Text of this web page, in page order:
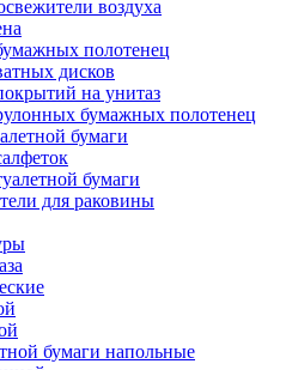
воздуха
полотенец
дисков
на унитаз
бумажных полотенец
бумаги
бумаги
для раковины
бумаги напольные